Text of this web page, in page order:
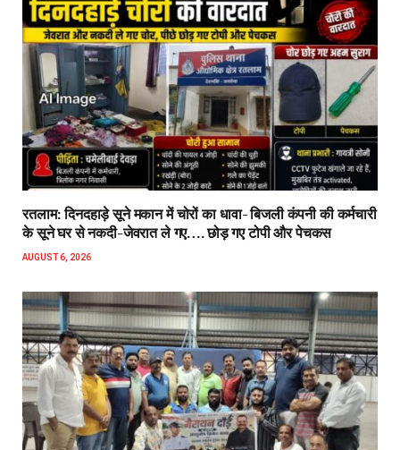
रतलाम: दिनदहाड़े सूने मकान में चोरों का धावा- बिजली कंपनी की कर्मचारी
के सूने घर से नकदी-जेवरात ले गए…. छोड़ गए टोपी और पेचकस
AUGUST 6, 2026